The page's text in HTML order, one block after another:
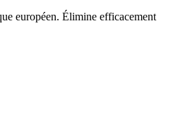
européen. Élimine efficacement